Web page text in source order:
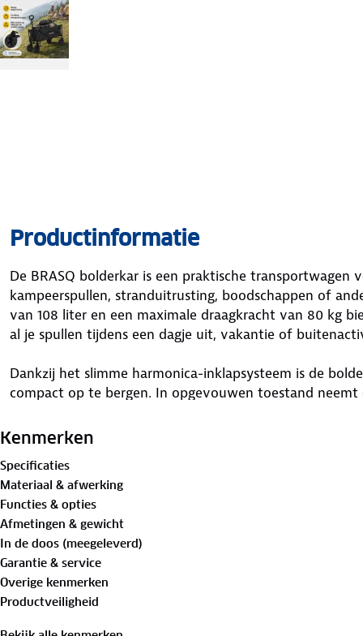
Productinformatie
De BRASQ bolderkar is een praktische transportwagen
kampeerspullen, stranduitrusting, boodschappen of
van 108 liter en een maximale draagkracht van 80 kg
al je spullen tijdens een dagje uit, vakantie of
Dankzij het slimme harmonica-inklapsysteem is de
compact op te bergen. In opgevouwen toestand
of caravan.
Het stevige metalen frame zorgt voor een stabiele
Oxford polyester doek bestand is tegen intensief
eenvoudig schoon te maken.
De transportwagen is voorzien van massieve PVC-
een goede wendbaarheid op verschillende
Voor extra stabiliteit tijdens stilstand beschikt de
verstelbare handvat (75-100 cm) zorgt voor comfortabel
Kenmerken
Specificaties
Materiaal & afwerking
Functies & opties
Afmetingen & gewicht
In de doos (meegeleverd)
Garantie & service
Overige kenmerken
Productveiligheid